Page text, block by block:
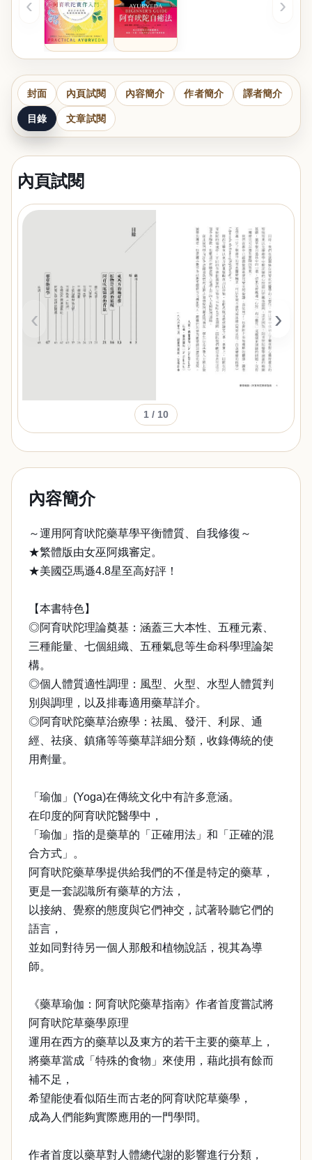
‹ ›
封面 內頁試閱 內容簡介 作者簡介 譯者簡介
目錄 文章試閱
內頁試閱
‹ ›
1 / 10
內容簡介
～運用阿育吠陀藥草學平衡體質、自我修復～
★繁體版由女巫阿娥審定。
★美國亞馬遜4.8星至高好評！
【本書特色】
◎阿育吠陀理論奠基：涵蓋三大本性、五種元素、
三種能量、七個組織、五種氣息等生命科學理論架
構。
◎個人體質適性調理：風型、火型、水型人體質判
別與調理，以及排毒適用藥草詳介。
◎阿育吠陀藥草治療學：祛風、發汗、利尿、通
經、祛痰、鎮痛等等藥草詳細分類，收錄傳統的使
用劑量。
「瑜伽」(Yoga)在傳統文化中有許多意涵。
在印度的阿育吠陀醫學中，
「瑜伽」指的是藥草的「正確用法」和「正確的混
合方式」。
阿育吠陀藥草學提供給我們的不僅是特定的藥草，
更是一套認識所有藥草的方法，
以接納、覺察的態度與它們神交，試著聆聽它們的
語言，
並如同對待另一個人那般和植物說話，視其為導
師。
《藥草瑜伽：阿育吠陀藥草指南》作者首度嘗試將
阿育吠陀草藥學原理
運用在西方的藥草以及東方的若干主要的藥草上，
將藥草當成「特殊的食物」來使用，藉此損有餘而
補不足，
希望能使看似陌生而古老的阿育吠陀草藥學，
成為人們能夠實際應用的一門學問。
作者首度以藥草對人體總代謝的影響進行分類，